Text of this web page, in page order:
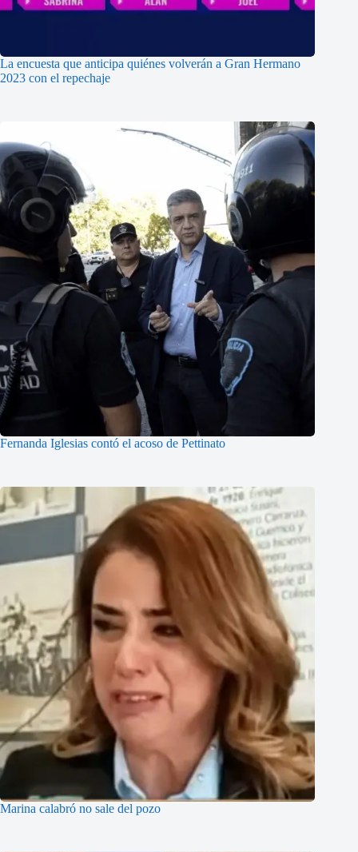
La encuesta que anticipa quiénes volverán a Gran Hermano
2023 con el repechaje
Fernanda Iglesias contó el acoso de Pettinato
Marina calabró no sale del pozo